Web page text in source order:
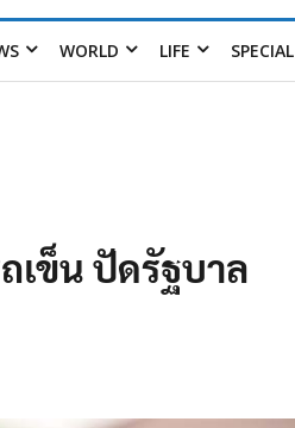
WORLD LIFE SPECIAL
เข็น ปัดรัฐบาล